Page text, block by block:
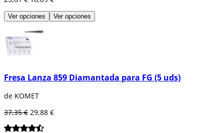
Ver opciones Ver opciones
Fresa Lanza 859 Diamantada para FG (5 uds)
de KOMET
37,35 € 29,88 €